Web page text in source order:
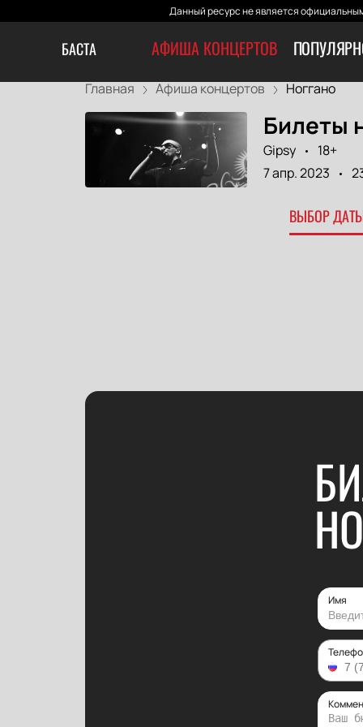
Данный ресурс не является
БАСТА АФИША КОНЦЕРТОВ
Главная Афиша концертов Ноггано
Билеты
Gipsy
18+
7 апр. 2023
ВЫБОР
Имя